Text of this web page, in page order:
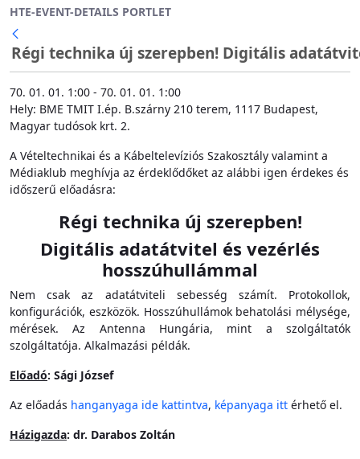
Ugrás a fő tartalomhoz
HTE-EVENT-DETAILS PORTLET
Régi technika új szerepben! Digitális
70. 01. 01. 1:00 - 70. 01. 01. 1:00
Hely: BME TMIT I.ép. B.szárny 210 terem, 1117 Budapest,
Magyar tudósok krt. 2.
A Vételtechnikai és a Kábeltelevíziós Szakosztály valamint a
Médiaklub meghívja az érdeklődőket az alábbi igen érdekes és
időszerű előadásra:
Régi technika új szerepben!
Digitális adatátvitel és vezérlés
hosszúhullámmal
Nem csak az adatátviteli sebesség számít. Protokollok,
konfigurációk, eszközök. Hosszúhullámok behatolási mélysége,
mérések. Az Antenna Hungária, mint a szolgáltatók
szolgáltatója. Alkalmazási példák.
Előadó: Sági József
Az előadás hanganyaga ide kattintva, képanyaga itt érhető el.
Házigazda: dr. Darabos Zoltán